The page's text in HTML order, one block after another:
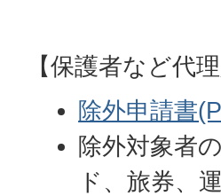
【保護者など代
除外申請書
除外対象者
ド、旅券、